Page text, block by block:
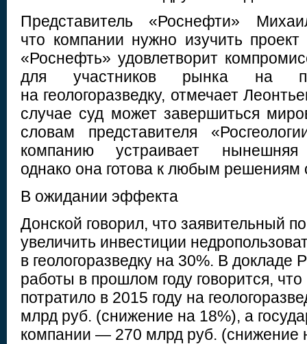
Представитель «Роснефти»
что компании нужно изучить
«Роснефть» удовлетворит
для участников рынка на
на геологоразведку, отмечает
случае суд может завершиться
словам представителя
компанию устраивает
однако она готова к любым решениям
В ожидании эффекта
Донской говорил, что заявительный
увеличить инвестиции
в геологоразведку на 30%. В докладе
работы в прошлом году говорится, что
потратило в 2015 году на
млрд руб. (снижение на 18%), а
компании — 270 млрд руб. (снижение